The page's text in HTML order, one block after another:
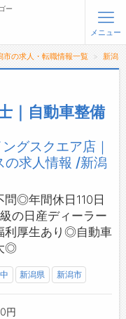
など)
ー
メニュー
市の求人・転職情報一覧 新潟
｜自動車整備
グスクエア店｜
の求人情報 /新潟
◎年間休日110日
の日産ディーラー
厚生あり◎自動車
◎
新潟県 新潟市
円